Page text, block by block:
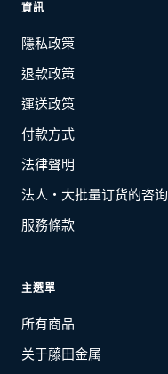
資訊
隱私政策
退款政策
運送政策
付款方式
法律聲明
法人・大批量订货的咨询
服務條款
主選單
所有商品
关于藤田金属